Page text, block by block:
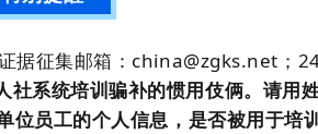
征集邮箱：china@zgks.net；24
社系统培训骗补的惯用伎俩。请用
员工的个人信息，是否被用于培